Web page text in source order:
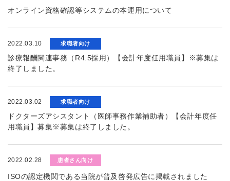
オンライン資格確認等システムの本運用について
2022.03.10 求職者向け
診療報酬関連事務（R4.5採用）【会計年度任用職員】※募集は
終了しました。
2022.03.02 求職者向け
ドクターズアシスタント（医師事務作業補助者）【会計年度任
用職員】募集※募集は終了しました。
2022.02.28 患者さん向け
ISOの認定機関である当院が普及啓発広告に掲載されました